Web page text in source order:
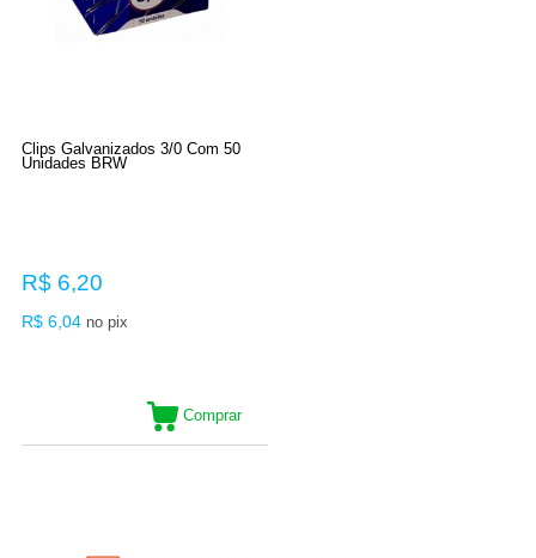
Clips Galvanizados 3/0 Com 50
Unidades BRW
R$ 6,20
R$ 6,04 no pix
Comprar